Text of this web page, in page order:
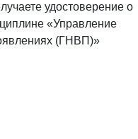
удостоверение о
«Управление
(ГНВП)»